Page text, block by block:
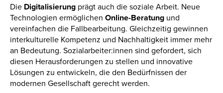
Die Digitalisierung prägt auch die soziale Arbeit. Neue
Technologien ermöglichen Online-Beratung und
vereinfachen die Fallbearbeitung. Gleichzeitig gewinnen
interkulturelle Kompetenz und Nachhaltigkeit immer mehr
an Bedeutung. Sozialarbeiter:innen sind gefordert, sich
diesen Herausforderungen zu stellen und innovative
Lösungen zu entwickeln, die den Bedürfnissen der
modernen Gesellschaft gerecht werden.